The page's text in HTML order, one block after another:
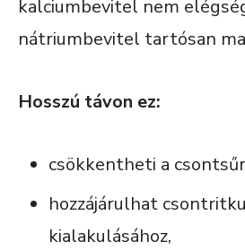
kalciumbevitel nem
nátriumbevitel tartósan
Hosszú távon ez:
csökkentheti a
hozzájárulhat
kialakulásához,